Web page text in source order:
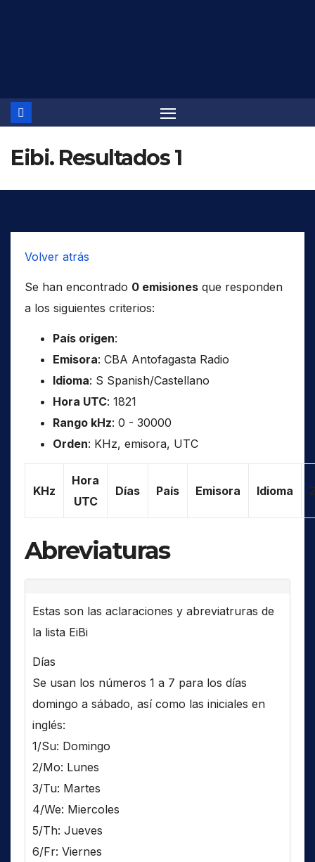
Eibi. Resultados 1
Volver atrás
Se han encontrado 0 emisiones que responden
a los siguientes criterios:
País origen:
Emisora: CBA Antofagasta Radio
Idioma: S Spanish/Castellano
Hora UTC: 1821
Rango kHz: 0 - 30000
Orden: KHz, emisora, UTC
KHz
Hora
UTC
Días País Emisora Idioma
Abreviaturas
Estas son las aclaraciones y abreviatruras de
la lista EiBi
Días
Se usan los números 1 a 7 para los días
domingo a sábado, así como las iniciales en
inglés:
1/Su: Domingo
2/Mo: Lunes
3/Tu: Martes
4/We: Miercoles
5/Th: Jueves
6/Fr: Viernes